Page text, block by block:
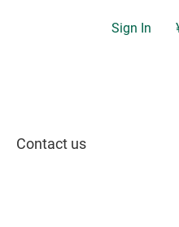
Sign In
Contact us